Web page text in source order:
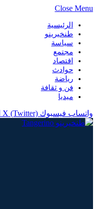
Close Menu
الرئيسية
طنخيرينو
سياسة
مجتمع
اقتصاد
حوادث
رياضة
فن و ثقافة
ميديا
واتساب فيسبوك X (Twitter)